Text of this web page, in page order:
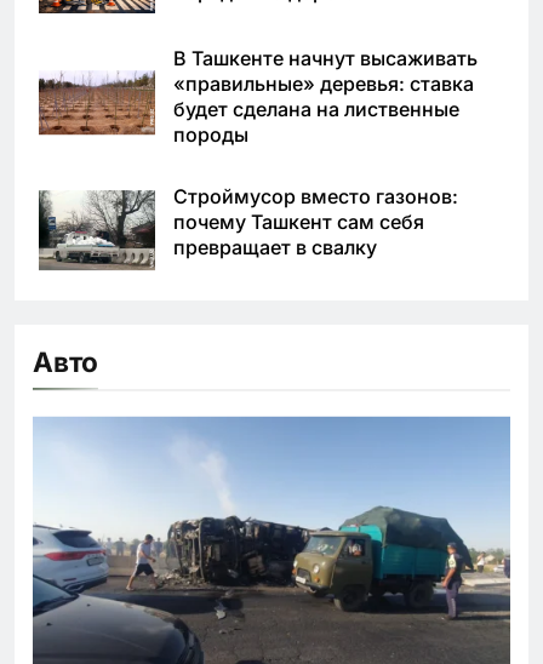
В Ташкенте начнут высаживать
«правильные» деревья: ставка
будет сделана на лиственные
породы
Строймусор вместо газонов:
почему Ташкент сам себя
превращает в свалку
Авто